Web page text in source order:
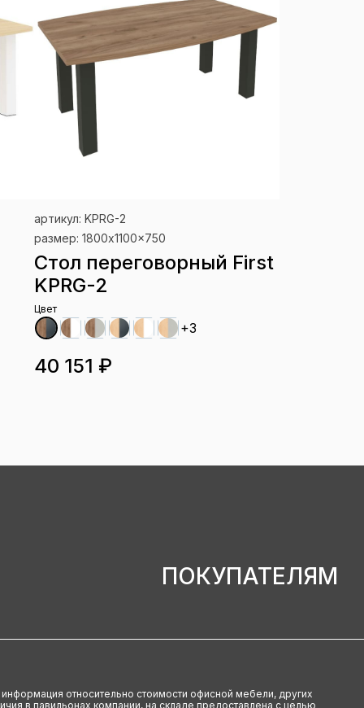
артикул: KPRG-2
размер: 1800x1100x750
Стол переговорный First
KPRG-2
Цвет
+3
40 151 ₽
ПОКУПАТЕЛЯМ
относительно стоимости офисной мебели, других
в павильонах компании, на складе предоставлена с целью